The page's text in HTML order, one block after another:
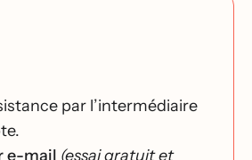
par l’intermédiaire
e-mail (essai gratuit et